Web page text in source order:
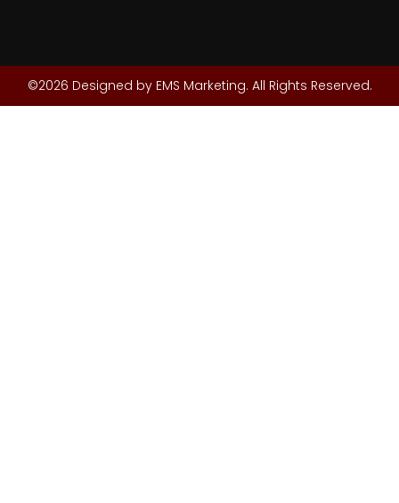
©2026 Designed by EMS Marketing. All Rights Reserved.